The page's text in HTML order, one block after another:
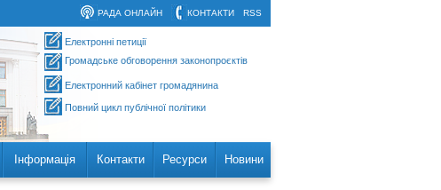
RSS
КОНТАКТИ
РАДА ОНЛАЙН
Електронні петиції
Громадське обговорення законопроєктів
Електронний кабінет громадянина
Повний цикл публічної політики
Інформація Контакти Ресурси Новини